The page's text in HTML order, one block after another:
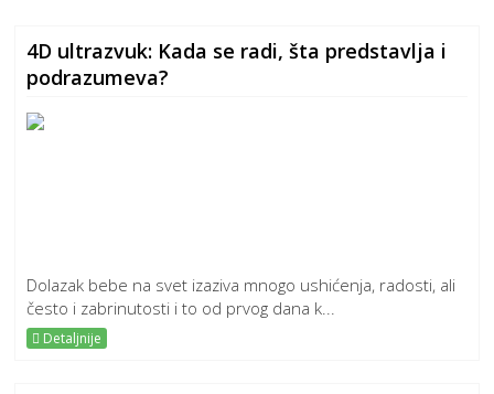
4D ultrazvuk: Kada se radi, šta predstavlja i
podrazumeva?
Dolazak bebe na svet izaziva mnogo ushićenja, radosti, ali
često i zabrinutosti i to od prvog dana k...
Detaljnije